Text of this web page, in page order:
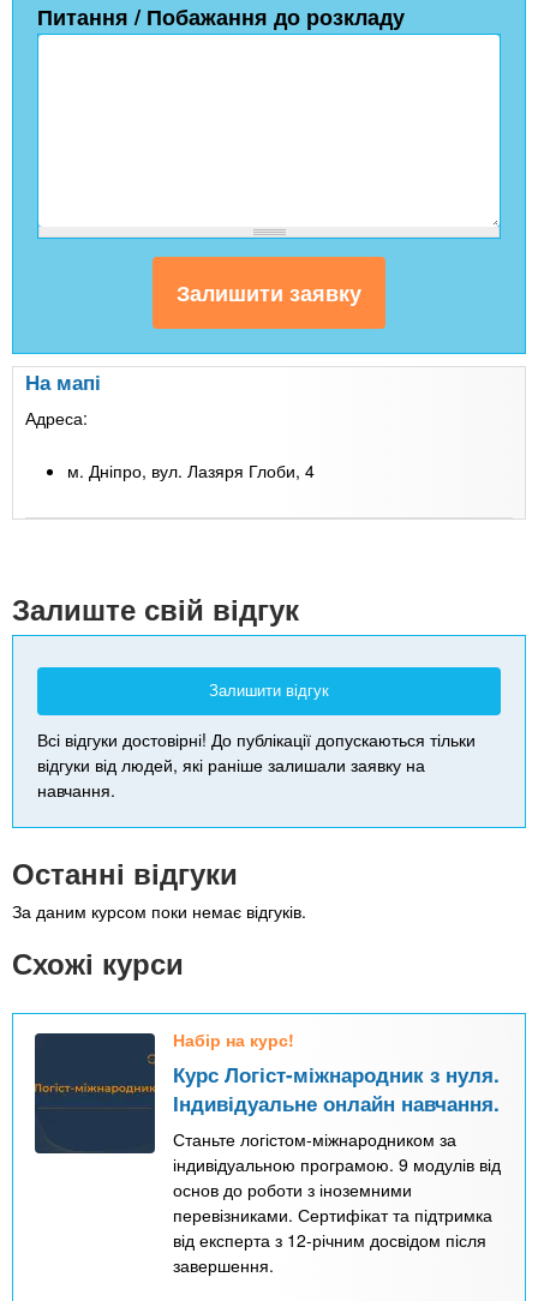
Питання / Побажання до розкладу
На мапі
Адреса:
м. Дніпро, вул. Лазяря Глоби, 4
Залиште свій відгук
Залишити відгук
Всі відгуки достовірні! До публікації допускаються тільки
відгуки від людей, які раніше залишали заявку на
навчання.
Останні відгуки
За даним курсом поки немає відгуків.
Схожі курси
Набір на курс!
Курс Логіст-міжнародник з нуля.
Індивідуальне онлайн навчання.
Станьте логістом-міжнародником за
індивідуальною програмою. 9 модулів від
основ до роботи з іноземними
перевізниками. Сертифікат та підтримка
від експерта з 12-річним досвідом після
завершення.